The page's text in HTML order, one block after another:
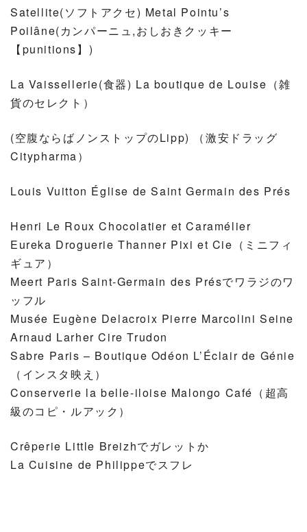
Satellite(ソフトアクセ) Metal Pointu’s
Poilâne(カンパーニュ,おしおきクッキー
【punitions】)
La Vaissellerie(食器) La boutique de Louise（雑
貨のセレクト）
(空腹ならばノンストップのLipp) （激安ドラッグ
Citypharma）
Louis Vuitton Église de Saint Germain des Prés
Henri Le Roux Chocolatier et Caramélier
Eureka Droguerie Thanner Pixi et Cie（ミニフィ
ギュア）
Meert Paris Saint-Germain des Présでワラジのワ
ッフル
Musée Eugène Delacroix Pierre Marcolini Seine
Arnaud Larher Cire Trudon
Sabre Paris – Boutique Odéon L’Éclair de Génie
（インスタ映え）
Conserverie la belle-iloise Malongo Café（超高
級のコピ・ルアック）
Crêperie Little Breizhでガレットか
La Cuisine de Philippeでスフレ